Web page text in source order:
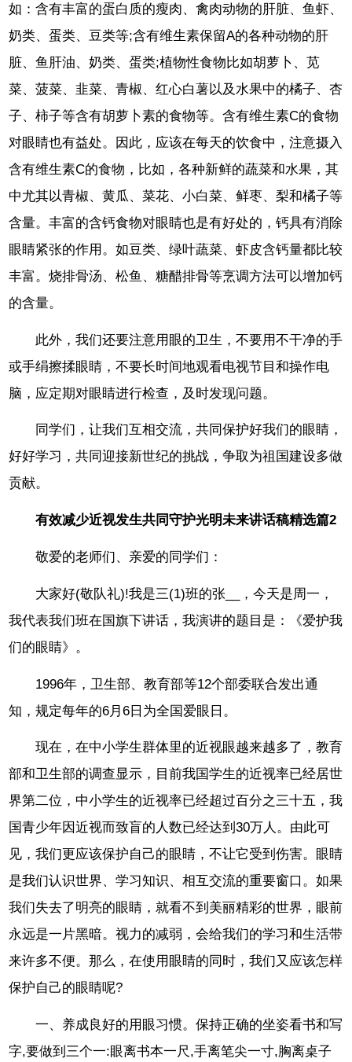
如：含有丰富的蛋白质的瘦肉、禽肉动物的肝脏、鱼虾、
奶类、蛋类、豆类等;含有维生素保留A的各种动物的肝
脏、鱼肝油、奶类、蛋类;植物性食物比如胡萝卜、苋
菜、菠菜、韭菜、青椒、红心白薯以及水果中的橘子、杏
子、柿子等含有胡萝卜素的食物等。含有维生素C的食物
对眼睛也有益处。因此，应该在每天的饮食中，注意摄入
含有维生素C的食物，比如，各种新鲜的蔬菜和水果，其
中尤其以青椒、黄瓜、菜花、小白菜、鲜枣、梨和橘子等
含量。丰富的含钙食物对眼睛也是有好处的，钙具有消除
眼睛紧张的作用。如豆类、绿叶蔬菜、虾皮含钙量都比较
丰富。烧排骨汤、松鱼、糖醋排骨等烹调方法可以增加钙
的含量。
此外，我们还要注意用眼的卫生，不要用不干净的手
或手绢擦揉眼睛，不要长时间地观看电视节目和操作电
脑，应定期对眼睛进行检查，及时发现问题。
同学们，让我们互相交流，共同保护好我们的眼睛，
好好学习，共同迎接新世纪的挑战，争取为祖国建设多做
贡献。
有效减少近视发生共同守护光明未来讲话稿精选篇2
敬爱的老师们、亲爱的同学们：
大家好(敬队礼)!我是三(1)班的张__，今天是周一，
我代表我们班在国旗下讲话，我演讲的题目是：《爱护我
们的眼睛》。
1996年，卫生部、教育部等12个部委联合发出通
知，规定每年的6月6日为全国爱眼日。
现在，在中小学生群体里的近视眼越来越多了，教育
部和卫生部的调查显示，目前我国学生的近视率已经居世
界第二位，中小学生的近视率已经超过百分之三十五，我
国青少年因近视而致盲的人数已经达到30万人。由此可
见，我们更应该保护自己的眼睛，不让它受到伤害。眼睛
是我们认识世界、学习知识、相互交流的重要窗口。如果
我们失去了明亮的眼睛，就看不到美丽精彩的世界，眼前
永远是一片黑暗。视力的减弱，会给我们的学习和生活带
来许多不便。那么，在使用眼睛的同时，我们又应该怎样
保护自己的眼睛呢?
一、养成良好的用眼习惯。保持正确的坐姿看书和写
字,要做到三个一:眼离书本一尺,手离笔尖一寸,胸离桌子